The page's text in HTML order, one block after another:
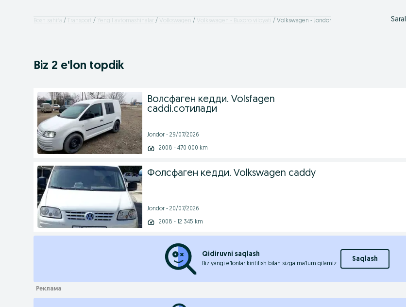
Bosh sahifa Transport Yengil avtomashinalar Volkswagen Volkswagen - Buxoro viloyati Volkswagen - Jondor
Biz 2 e'lon topdik
Волсфаген кедди. Volsfagen
caddi.сотилади
Jondor - 29/07/2026
2008 - 470 000 km
Фолсфаген кедди. Volkswagen caddy
Jondor - 20/07/2026
2008 - 12 345 km
Qidiruvni saqlash
Biz yangi e’lonlar kiritilish bilan sizga ma’lum qilamiz
Saqlash